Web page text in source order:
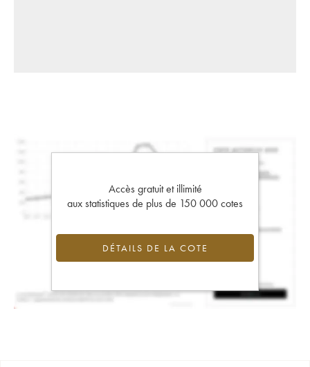
Accès gratuit et illimité
aux statistiques de plus de 150 000 cotes
DÉTAILS DE LA COTE